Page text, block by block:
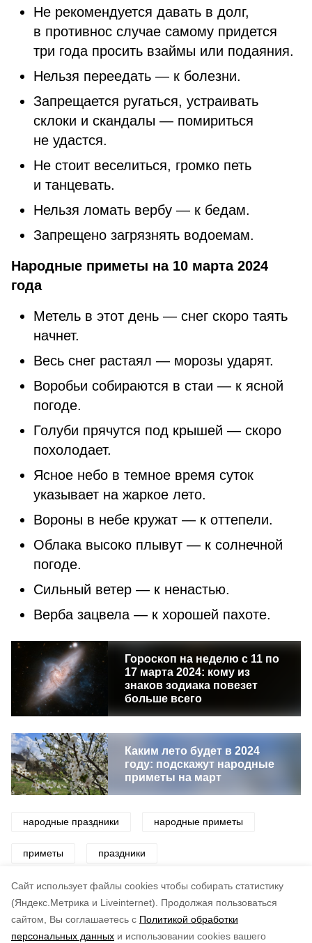
Cайт использует файлы cookies чтобы собирать статистику
(Яндекс.Метрика и Liveinternet).
Продолжая пользоваться
сайтом, Вы соглашаетесь с Политикой обработки
персональных данных и использовании cookies вашего
Не рекомендуется давать в долг,
в противнос случае самому придется
три года просить взаймы или подаяния.
Нельзя переедать — к болезни.
Запрещается ругаться, устраивать
склоки и скандалы — помириться
не удастся.
Не стоит веселиться, громко петь
и танцевать.
Нельзя ломать вербу — к бедам.
Запрещено загрязнять водоемам.
Народные приметы на 10 марта 2024
года
Метель в этот день — снег скоро таять
начнет.
Весь снег растаял — морозы ударят.
Воробьи собираются в стаи — к ясной
погоде.
Голуби прячутся под крышей — скоро
похолодает.
Ясное небо в темное время суток
указывает на жаркое лето.
Вороны в небе кружат — к оттепели.
Облака высоко плывут — к солнечной
погоде.
Сильный ветер — к ненастью.
Верба зацвела — к хорошей пахоте.
Гороскоп на неделю с 11 по
17 марта 2024: кому из
знаков зодиака повезет
больше всего
Каким лето будет в 2024
году: подскажут народные
приметы на март
народные праздники народные приметы
приметы праздники
церковные праздники